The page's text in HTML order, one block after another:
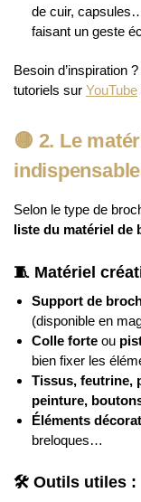
de cuir,
faisant un geste
Besoin d’inspiration
tutoriels sur YouTube
🟡 2. Le
Selon le type de
liste du matériel de
🧵 Matériel
Support de
(disponible en
Colle forte ou
bien fixer les
Tissus, feutrine,
peinture,
Éléments
breloques…
🛠️ Outils utiles :